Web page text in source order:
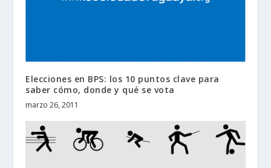
Elecciones en BPS: los 10 puntos clave para
saber cómo, donde y qué se vota
marzo 26, 2011